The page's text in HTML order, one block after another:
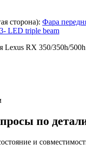
сторона): Фара
LED triple beam
Lexus RX 350/350h/
по
и